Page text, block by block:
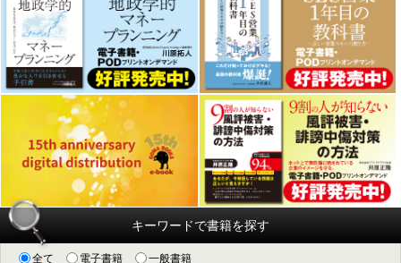
キーワードで書籍を探す
全て 電子書籍 一般書籍